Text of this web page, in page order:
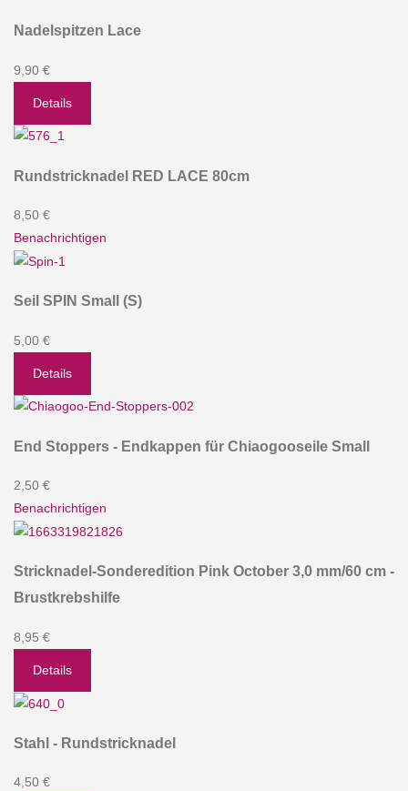
Nadelspitzen Lace
9,90 €
Details
Rundstricknadel RED LACE 80cm
8,50 €
Benachrichtigen
Seil SPIN Small (S)
5,00 €
Details
End Stoppers - Endkappen für Chiaogooseile Small
2,50 €
Benachrichtigen
Stricknadel-Sonderedition Pink October 3,0 mm/60 cm -
Brustkrebshilfe
8,95 €
Details
Stahl - Rundstricknadel
4,50 €